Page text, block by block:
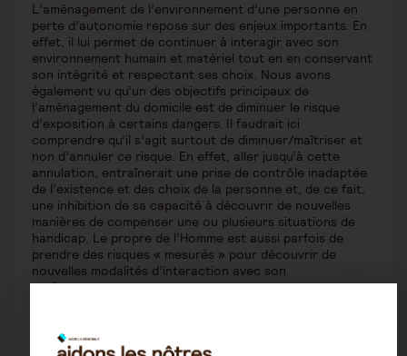
L’aménagement de l’environnement d’une personne en
perte d’autonomie repose sur des enjeux importants. En
effet, il lui permet de continuer à interagir avec son
environnement humain et matériel tout en en conservant
son intégrité et respectant ses choix. Nous avons
également vu qu’un des objectifs principaux de
l’aménagement du domicile est de diminuer le risque
d’exposition à certains dangers. Il faudrait ici
comprendre qu’il s’agit surtout de diminuer/maîtriser et
non d’annuler ce risque. En effet, aller jusqu’à cette
annulation, entraînerait une prise de contrôle inadaptée
de l’existence et des choix de la personne et, de ce fait,
une inhibition de sa capacité à découvrir de nouvelles
manières de compenser une ou plusieurs situations de
handicap. Le propre de l’Homme est aussi parfois de
prendre des risques « mesurés » pour découvrir de
nouvelles modalités d’interaction avec son
environnement.
charger de cette « mesure » et il n’est pas évident de
savoir jusqu’à quel point aider son proche et aménager